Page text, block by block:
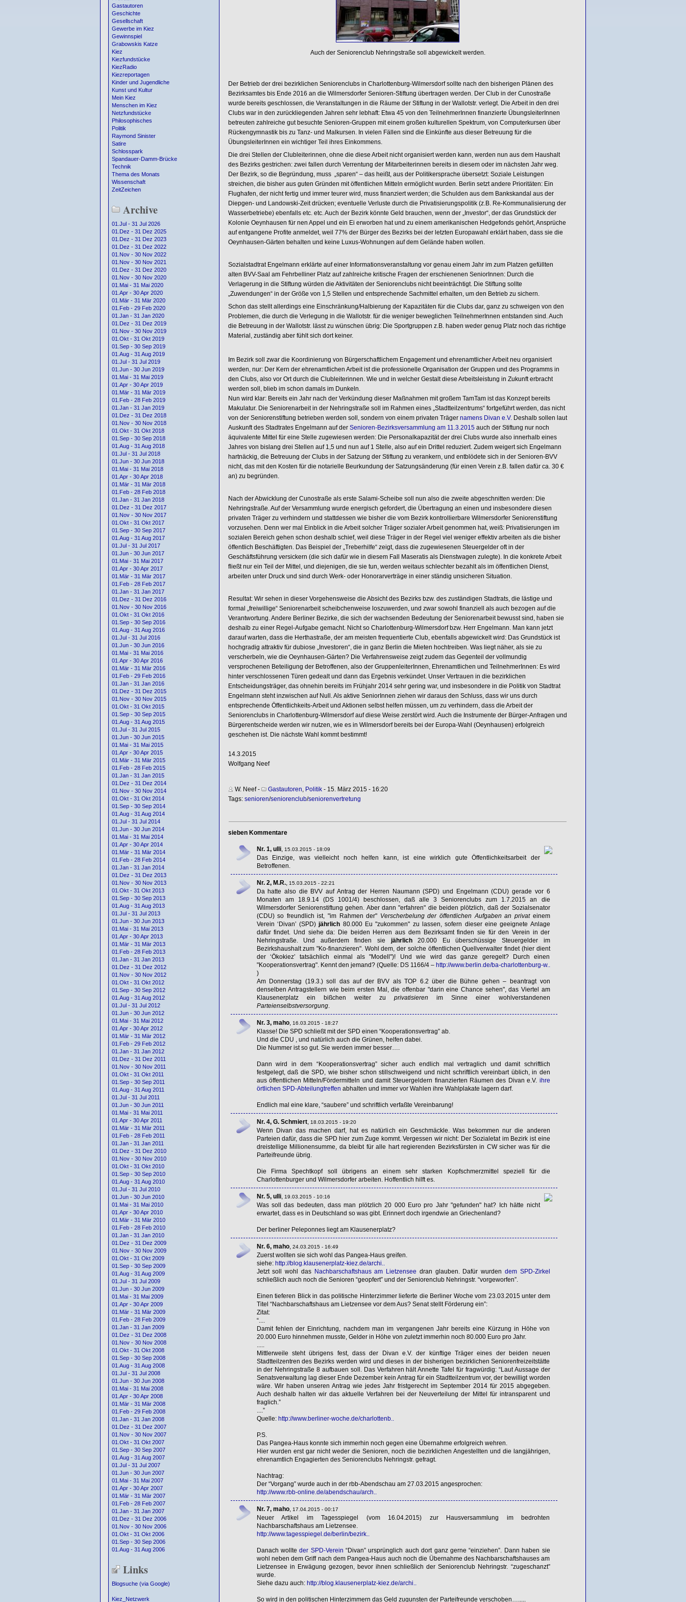
Gastautoren
Geschichte
Gesellschaft
Gewerbe im Kiez
Gewinnspiel
Grabowskis Katze
Kiez
Kiezfundstücke
KiezRadio
Kiezreportagen
Kinder und Jugendliche
Kunst und Kultur
Mein Kiez
Menschen im Kiez
Netzfundstücke
Philosophisches
Politik
Raymond Sinister
Satire
Schlosspark
Spandauer-Damm-Brücke
Technik
Thema des Monats
Wissenschaft
ZeitZeichen
Archive
01.Jul - 31 Jul 2026
01.Dez - 31 Dez 2025
01.Dez - 31 Dez 2023
01.Dez - 31 Dez 2022
01.Nov - 30 Nov 2022
01.Nov - 30 Nov 2021
01.Dez - 31 Dez 2020
01.Nov - 30 Nov 2020
01.Mai - 31 Mai 2020
01.Apr - 30 Apr 2020
01.Mär - 31 Mär 2020
01.Feb - 29 Feb 2020
01.Jan - 31 Jan 2020
01.Dez - 31 Dez 2019
01.Nov - 30 Nov 2019
01.Okt - 31 Okt 2019
01.Sep - 30 Sep 2019
01.Aug - 31 Aug 2019
01.Jul - 31 Jul 2019
01.Jun - 30 Jun 2019
01.Mai - 31 Mai 2019
01.Apr - 30 Apr 2019
01.Mär - 31 Mär 2019
01.Feb - 28 Feb 2019
01.Jan - 31 Jan 2019
01.Dez - 31 Dez 2018
01.Nov - 30 Nov 2018
01.Okt - 31 Okt 2018
01.Sep - 30 Sep 2018
01.Aug - 31 Aug 2018
01.Jul - 31 Jul 2018
01.Jun - 30 Jun 2018
01.Mai - 31 Mai 2018
01.Apr - 30 Apr 2018
01.Mär - 31 Mär 2018
01.Feb - 28 Feb 2018
01.Jan - 31 Jan 2018
01.Dez - 31 Dez 2017
01.Nov - 30 Nov 2017
01.Okt - 31 Okt 2017
01.Sep - 30 Sep 2017
01.Aug - 31 Aug 2017
01.Jul - 31 Jul 2017
01.Jun - 30 Jun 2017
01.Mai - 31 Mai 2017
01.Apr - 30 Apr 2017
01.Mär - 31 Mär 2017
01.Feb - 28 Feb 2017
01.Jan - 31 Jan 2017
01.Dez - 31 Dez 2016
01.Nov - 30 Nov 2016
01.Okt - 31 Okt 2016
01.Sep - 30 Sep 2016
01.Aug - 31 Aug 2016
01.Jul - 31 Jul 2016
01.Jun - 30 Jun 2016
01.Mai - 31 Mai 2016
01.Apr - 30 Apr 2016
01.Mär - 31 Mär 2016
01.Feb - 29 Feb 2016
01.Jan - 31 Jan 2016
01.Dez - 31 Dez 2015
01.Nov - 30 Nov 2015
01.Okt - 31 Okt 2015
01.Sep - 30 Sep 2015
01.Aug - 31 Aug 2015
01.Jul - 31 Jul 2015
01.Jun - 30 Jun 2015
01.Mai - 31 Mai 2015
01.Apr - 30 Apr 2015
01.Mär - 31 Mär 2015
01.Feb - 28 Feb 2015
01.Jan - 31 Jan 2015
01.Dez - 31 Dez 2014
01.Nov - 30 Nov 2014
01.Okt - 31 Okt 2014
01.Sep - 30 Sep 2014
01.Aug - 31 Aug 2014
01.Jul - 31 Jul 2014
01.Jun - 30 Jun 2014
01.Mai - 31 Mai 2014
01.Apr - 30 Apr 2014
01.Mär - 31 Mär 2014
01.Feb - 28 Feb 2014
01.Jan - 31 Jan 2014
01.Dez - 31 Dez 2013
01.Nov - 30 Nov 2013
01.Okt - 31 Okt 2013
01.Sep - 30 Sep 2013
01.Aug - 31 Aug 2013
01.Jul - 31 Jul 2013
01.Jun - 30 Jun 2013
01.Mai - 31 Mai 2013
01.Apr - 30 Apr 2013
01.Mär - 31 Mär 2013
01.Feb - 28 Feb 2013
01.Jan - 31 Jan 2013
01.Dez - 31 Dez 2012
01.Nov - 30 Nov 2012
01.Okt - 31 Okt 2012
01.Sep - 30 Sep 2012
01.Aug - 31 Aug 2012
01.Jul - 31 Jul 2012
01.Jun - 30 Jun 2012
01.Mai - 31 Mai 2012
01.Apr - 30 Apr 2012
01.Mär - 31 Mär 2012
01.Feb - 29 Feb 2012
01.Jan - 31 Jan 2012
01.Dez - 31 Dez 2011
01.Nov - 30 Nov 2011
01.Okt - 31 Okt 2011
01.Sep - 30 Sep 2011
01.Aug - 31 Aug 2011
01.Jul - 31 Jul 2011
01.Jun - 30 Jun 2011
01.Mai - 31 Mai 2011
01.Apr - 30 Apr 2011
01.Mär - 31 Mär 2011
01.Feb - 28 Feb 2011
01.Jan - 31 Jan 2011
01.Dez - 31 Dez 2010
01.Nov - 30 Nov 2010
01.Okt - 31 Okt 2010
01.Sep - 30 Sep 2010
01.Aug - 31 Aug 2010
01.Jul - 31 Jul 2010
01.Jun - 30 Jun 2010
01.Mai - 31 Mai 2010
01.Apr - 30 Apr 2010
01.Mär - 31 Mär 2010
01.Feb - 28 Feb 2010
01.Jan - 31 Jan 2010
01.Dez - 31 Dez 2009
01.Nov - 30 Nov 2009
01.Okt - 31 Okt 2009
01.Sep - 30 Sep 2009
01.Aug - 31 Aug 2009
01.Jul - 31 Jul 2009
01.Jun - 30 Jun 2009
01.Mai - 31 Mai 2009
01.Apr - 30 Apr 2009
01.Mär - 31 Mär 2009
01.Feb - 28 Feb 2009
01.Jan - 31 Jan 2009
01.Dez - 31 Dez 2008
01.Nov - 30 Nov 2008
01.Okt - 31 Okt 2008
01.Sep - 30 Sep 2008
01.Aug - 31 Aug 2008
01.Jul - 31 Jul 2008
01.Jun - 30 Jun 2008
01.Mai - 31 Mai 2008
01.Apr - 30 Apr 2008
01.Mär - 31 Mär 2008
01.Feb - 29 Feb 2008
01.Jan - 31 Jan 2008
01.Dez - 31 Dez 2007
01.Nov - 30 Nov 2007
01.Okt - 31 Okt 2007
01.Sep - 30 Sep 2007
01.Aug - 31 Aug 2007
01.Jul - 31 Jul 2007
01.Jun - 30 Jun 2007
01.Mai - 31 Mai 2007
01.Apr - 30 Apr 2007
01.Mär - 31 Mär 2007
01.Feb - 28 Feb 2007
01.Jan - 31 Jan 2007
01.Dez - 31 Dez 2006
01.Nov - 30 Nov 2006
01.Okt - 31 Okt 2006
01.Sep - 30 Sep 2006
01.Aug - 31 Aug 2006
Links
Blogsuche (via Google)
Kiez_Netzwerk
Auch der Seniorenclub Nehringstraße soll abgewickelt werden.
Der Betrieb der drei bezirklichen Seniorenclubs in Charlottenburg-Wilmersdorf sollte nach den bisherigen Plänen des
Bezirksamtes bis Ende 2016 an die Wilmersdorfer Senioren-Stiftung übertragen werden. Der Club in der Cunostraße
wurde bereits geschlossen, die Veranstaltungen in die Räume der Stiftung in der Wallotstr. verlegt. Die Arbeit in den drei
Clubs war in den zurückliegenden Jahren sehr lebhaft: Etwa 45 von den TeilnehmerInnen finanzierte ÜbungsleiterInnen
betreuten zahlreiche gut besuchte Senioren-Gruppen mit einem großen kulturellen Spektrum, von Computerkursen über
Rückengymnastik bis zu Tanz- und Malkursen. In vielen Fällen sind die Einkünfte aus dieser Betreuung für die
ÜbungsleiterInnen ein wichtiger Teil ihres Einkommens.
Die drei Stellen der Clubleiterinnen, ohne die diese Arbeit nicht organisiert werden kann, werden nun aus dem Haushalt
des Bezirks gestrichen: zwei fallen durch Verrentung der Mitarbeiterinnen bereits in diesem oder im nächsten Jahr weg.
Der Bezirk, so die Begründung, muss „sparen“ – das heißt, aus der Politikersprache übersetzt: Soziale Leistungen
streichen, die bisher aus guten Gründen mit öffentlichen Mitteln ermöglicht wurden. Berlin setzt andere Prioritäten: Ein
Flughafen, der nicht fertig und immer teurer wird, muss finanziert werden; die Schulden aus dem Bankskandal aus der
Diepgen- und Landowski-Zeit drücken; eventuelle Verluste durch die Privatisierungspolitik (z.B. Re-Kommunalisierung der
Wasserbetriebe) ebenfalls etc. etc. Auch der Bezirk könnte Geld brauchen, wenn der „Investor“, der das Grundstück der
Kolonie Oeynhausen für nen Appel und ein Ei erworben hat und zu einem amerikanischen Hedgefonds gehört, Ansprüche
auf entgangene Profite anmeldet, weil 77% der Bürger des Bezirks bei der letzten Europawahl erklärt haben, dass sie die
Oeynhausen-Gärten behalten und keine Luxus-Wohnungen auf dem Gelände haben wollen.
Sozialstadtrat Engelmann erklärte auf einer Informationsveranstaltung vor genau einem Jahr im zum Platzen gefüllten
alten BVV-Saal am Fehrbelliner Platz auf zahlreiche kritische Fragen der erschienenen SeniorInnen: Durch die
Verlagerung in die Stiftung würden die Aktivitäten der Seniorenclubs nicht beeinträchtigt. Die Stiftung sollte
„Zuwendungen“ in der Größe von 1,5 Stellen und entsprechende Sachmittel erhalten, um den Betrieb zu sichern.
Schon das stellt allerdings eine Einschränkung/Halbierung der Kapazitäten für die Clubs dar, ganz zu schweigen von den
Problemen, die durch die Verlegung in die Wallotstr. für die weniger beweglichen TeilnehmerInnen entstanden sind. Auch
die Betreuung in der Wallotstr. lässt zu wünschen übrig: Die Sportgruppen z.B. haben weder genug Platz noch das richtige
Material, zuständig aber fühlt sich dort keiner.
Im Bezirk soll zwar die Koordinierung von Bürgerschaftlichem Engagement und ehrenamtlicher Arbeit neu organisiert
werden, nur: Der Kern der ehrenamtlichen Arbeit ist die professionelle Organisation der Gruppen und des Programms in
den Clubs, also vor Ort durch die Clubleiterinnen. Wie und in welcher Gestalt diese Arbeitsleistung in Zukunft erbracht
werden soll, blieb im schon damals im Dunkeln.
Nun wird klar: Bereits ein Jahr nach der Verkündung dieser Maßnahmen mit großem TamTam ist das Konzept bereits
Makulatur. Die Seniorenarbeit in der Nehringstraße soll im Rahmen eines „Stadtteilzentrums“ fortgeführt werden, das nicht
von der Seniorenstiftung betrieben werden soll, sondern von einem privaten Träger namens Divan e.V. Deshalb sollen laut
Auskunft des Stadtrates Engelmann auf der Senioren-Bezirksversammlung am 11.3.2015auch der Stiftung nur noch
äquivalente Mittel für eine Stelle zugewiesen werden: Die Personalkapazität der drei Clubs wurde also innerhalb eines
Jahres von bislang drei Stellen auf 1,5 und nun auf 1 Stelle, also auf ein Drittel reduziert. Zudem weigert sich Engelmann
hartnäckig, die Betreuung der Clubs in der Satzung der Stiftung zu verankern, und entblödete sich in der Senioren-BVV
nicht, das mit den Kosten für die notarielle Beurkundung der Satzungsänderung (für einen Verein z.B. fallen dafür ca. 30 €
an) zu begründen.
Nach der Abwicklung der Cunostraße als erste Salami-Scheibe soll nun also die zweite abgeschnitten werden: Die
Nehringstraße. Auf der Versammlung wurde energisch gefordert, die Übertragung an einen und insbesondere diesen
privaten Träger zu verhindern und stattdessen wie bisher die vom Bezirk kontrollierbare Wilmersdorfer Seniorenstiftung
vorzusehen. Denn wer mal Einblick in die Arbeit solcher Träger sozialer Arbeit genommen hat, weiß: Privatisierungen im
sozialen Bereich gehen schon deshalb schief, weil diese Träger in der Regel viel weniger effektiv arbeiten als die bisher
öffentlich Beschäftigten. Das Beispiel der „Treberhilfe“ zeigt, dass die zugewiesenen Steuergelder oft in der
Geschäftsführung versickern (die sich dafür wie in diesem Fall Maseratis als Dienstwagen zulegte). In die konkrete Arbeit
fließt nur ein Teil der Mittel, und diejenigen, die sie tun, werden weitaus schlechter bezahlt als im öffentlichen Dienst,
arbeiten unter Druck und sind durch Werk- oder Honorarverträge in einer ständig unsicheren Situation.
Resultat: Wir sehen in dieser Vorgehensweise die Absicht des Bezirks bzw. des zuständigen Stadtrats, die lästige und
formal „freiwillige“ Seniorenarbeit scheibchenweise loszuwerden, und zwar sowohl finanziell als auch bezogen auf die
Verantwortung. Andere Berliner Bezirke, die sich der wachsenden Bedeutung der Seniorenarbeit bewusst sind, haben sie
deshalb zu einer Regel-Aufgabe gemacht. Nicht so Charlottenburg-Wilmersdorf bzw. Herr Engelmann. Man kann jetzt
darauf warten, dass die Herthastraße, der am meisten frequentierte Club, ebenfalls abgewickelt wird: Das Grundstück ist
hochgradig attraktiv für dubiose „Investoren“, die in ganz Berlin die Mieten hochtreiben. Was liegt näher, als sie zu
verscherbeln, wie die Oeynhausen-Gärten? Die Verfahrensweise zeigt zudem das Gegenteil der vollmundig
versprochenen Beteiligung der Betroffenen, also der GruppenleiterInnen, Ehrenamtlichen und TeilnehmerInnen: Es wird
hinter verschlossenen Türen gedealt und dann das Ergebnis verkündet. Unser Vertrauen in die bezirklichen
Entscheidungsträger, das ohnehin bereits im Frühjahr 2014 sehr gering war, und insbesondere in die Politik von Stadtrat
Engelmann steht inzwischen auf Null. Als aktive SeniorInnen ziehen wir daraus den Schluss, dass wir uns durch
entsprechende Öffentlichkeits-Arbeit und Aktionen selbst helfen müssen, um zu verhindern, dass die Arbeit der
Seniorenclubs in Charlottenburg-Wilmersdorf auf diese Weise zerstört wird. Auch die Instrumente der Bürger-Anfragen und
Bürgerentscheide werden wir nutzen, wie es in Wilmersdorf bereits bei der Europa-Wahl (Oeynhausen) erfolgreich
geschehen ist. Die nächste Wahl kommt bestimmt!
14.3.2015
Wolfgang Neef
W. Neef- Gastautoren Politik- 15. März 2015 - 16:20
Tags: senioren/seniorenclub/seniorenvertretung
sieben Kommentare
Nr. 1, ulli, 15.03.2015 - 18:09
Das Einzige, was vielleicht noch helfen kann, ist eine wirklich gute Öffentlichkeitsarbeit der
Betroffenen.
Nr. 2, M.R., 15.03.2015 - 22:21
Da hatte also die BVV auf Antrag der Herren Naumann (SPD) und Engelmann (CDU) gerade vor 6
Monaten am 18.9.14 (DS 1001/4) beschlossen, daß alle 3 Seniorenclubs zum 1.7.2015 an die
Wilmersdorfer Seniorenstiftung gehen. Aber dann "erfahren" die beiden plötzlich, daß der Sozialsenator
(CDU) so freundlich ist, "im Rahmen der" Verscherbelung der öffentlichen Aufgaben an privateinem
Verein ‘Divan’ (SPD)jährlich 80.000 Eu "zukommen" zu lassen, sofern dieser eine geeignete Anlage
dafür findet. Und siehe da: Die beiden Herren aus dem Bezirksamt finden sie für den Verein in der
Nehringstraße. Und außerdem finden sie jährlich20.000 Eu überschüssige Steuergelder im
Bezirkshaushalt zum "Ko-finanzieren". Wohl dem, der solche öffentlichen Quellverwalter findet (hier dient
der ‘Ökokiez’ tatsächlich einmal als "Modell")! Und wie wird das ganze geregelt? Durch einen
"Kooperationsvertrag". Kennt den jemand? (Quelle: DS 1166/4 – http://www.berlin.de/ba-charlottenburg-w..
)
Am Donnerstag (19.3.) soll das auf der BVV alsTOP 6.2 über die Bühne gehen – beantragt von
denselben Antragstellern wie beim ersten Mal, die offenbar "darin eine Chance sehen", das Viertel am
Klausenerplatz ein bißchen weiter zuprivatisieren im Sinne einer wohlverstandenen
Parteienselbstversorgung.
Nr. 3, maho, 16.03.2015 - 18:27
Klasse! Die SPD schließt mit der SPD einen “Kooperationsvertrag” ab.
Und die CDU , und natürlich auch die Grünen, helfen dabei.
Die Nummer ist so gut. Sie werden immer besser….
Dann wird in dem “Kooperationsvertrag” sicher auch endlich mal vertraglich und damit schriftlich
festgelegt, daß die SPD , wie bisher schon stillschweigend und nicht schriftlich vereinbart üblich, in den
aus öffentlichen Mitteln/Fördermitteln und damit Steuergeldern finanzierten Räumen des Divan e.V. ihre
örtlichen SPD-Abteilungtreffen abhalten und immer vor Wahlen ihre Wahlplakate lagern darf.
Endlich mal eine klare, “saubere” und schriftlich verfaßte Vereinbarung!
Nr. 4, G. Schmiert, 18.03.2015 - 19:20
Wenn Divan das machen darf, hat es natürlich ein Geschmäckle. Was bekommen nur die anderen
Parteien dafür, dass die SPD hier zum Zuge kommt. Vergessen wir nicht: Der Sozialetat im Bezirk ist eine
dreistellige Millionensumme, da bleibt für alle hart regierenden Bezirksfürsten in CW sicher was für die
Parteifreunde übrig.
Die Firma Spechtkopf soll übrigens an einem sehr starken Kopfschmerzmittel speziell für die
Charlottenburger und Wilmersdorfer arbeiten. Hoffentlich hilft es.
Nr. 5, ulli, 19.03.2015 - 10:16
Was soll das bedeuten, dass man plötzlich 20 000 Euro pro Jahr "gefunden" hat? Ich hätte nicht
erwartet, dass es in Deutschland so was gibt. Erinnert doch irgendwie an Griechenland?
Der berliner Peleponnes liegt am Klausenerplatz?
Nr. 6, maho, 24.03.2015 - 16:49
Zuerst wollten sie sich wohl das Pangea-Haus greifen.
siehe: http://blog.klausenerplatz-kiez.de/archi..
Jetzt soll wohl das Nachbarschaftshaus am Lietzensee dran glauben. Dafür wurden dem SPD-Zirkel
schließlich auch noch die Senioren “geopfert” und der Seniorenclub Nehringstr. “vorgeworfen”.
Einen tieferen Blick in das politische Hinterzimmer lieferte die Berliner Woche vom 23.03.2015 unter dem
Titel “Nachbarschaftshaus am Lietzensee vor dem Aus? Senat stellt Förderung ein”:
Zitat:
“....
Damit fehlen der Einrichtung, nachdem man im vergangenen Jahr bereits eine Kürzung in Höhe von
20.000 Euro hinnehmen musste, Gelder in Höhe von zuletzt immerhin noch 80.000 Euro pro Jahr.
Mittlerweile steht übrigens fest, dass der Divan e.V. der künftige Träger eines der beiden neuen
Stadtteilzentren des Bezirks werden wird und dieses in der bisherigen bezirklichen Seniorenfreizeitstätte
in der Nehringstraße 8 aufbauen soll. Das Verfahren hält Annette Tafel für fragwürdig: “Laut Aussage der
Senatsverwaltung lag dieser Ende Dezember kein Antrag für ein Stadtteilzentrum vor, der bewilligt worden
wäre. Wir haben unseren Antrag wie jedes Jahr fristgerecht im September 2014 für 2015 abgegeben.
Auch deshalb halten wir das aktuelle Verfahren bei der Neuverteilung der Mittel für intransparent und
fraglich.”
....”
Quelle: http://www.berliner-woche.de/charlottenb..
P.S.
Das Pangea-Haus konnte sich immerhin noch gegen eine Übernahme erfolgreich wehren.
Hier wurden erst gar nicht weder die Senioren, noch die bezirklichen Angestellten und die langjährigen,
ehrenamtlich Engagierten des Seniorenclubs Nehringstr. gefragt.
Nachtrag:
Der “Vorgang” wurde auch in der rbb-Abendschau am 27.03.2015 angesprochen:
http://www.rbb-online.de/abendschau/arch..
Nr. 7, maho, 17.04.2015 - 00:17
Neuer Artikel im Tagesspiegel (vom 16.04.2015) zur Hausversammlung im bedrohten
Nachbarschaftshaus am Lietzensee.
http://www.tagesspiegel.de/berlin/bezirk..
Danach wollteder SPD-Verein “Divan” ursprünglich auch dort ganz gerne “einziehen”. Dann haben sie
wohl neben dem Griff nach dem Pangea-Haus auch noch die Übernahme des Nachbarschaftshauses am
Lietzensee in Erwägung gezogen, bevor ihnen schließlich der Seniorenclub Nehringstr. “zugeschanzt”
wurde.
Siehe dazu auch: http://blog.klausenerplatz-kiez.de/archi..
So wird in den politischen Hinterzimmern das Geld zugunsten der Parteifreunde verschoben….....